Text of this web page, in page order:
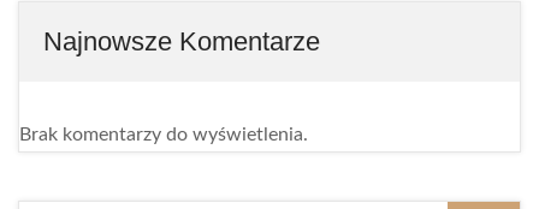
Najnowsze Komentarze
Brak komentarzy do wyświetlenia.